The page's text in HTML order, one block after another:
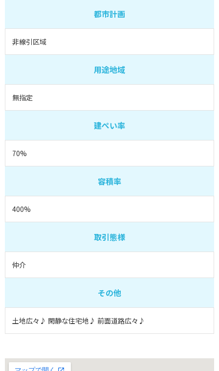
都市計画
非線引区域
用途地域
無指定
建ぺい率
70%
容積率
400%
取引態様
仲介
その他
土地広々♪ 閑静な住宅地♪ 前面道路広々♪